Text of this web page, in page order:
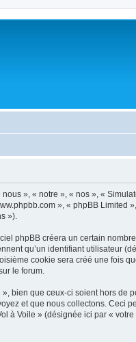
», « notre », « nos », «
», « phpBB Limited
»).
phpBB créera un certain
qu’un identifiant utilisateur
cookie sera créé une fois
le forum.
bien que ceux-ci soient hors de
et que nous collectons. Ceci
à Voile » (désignée ici par «